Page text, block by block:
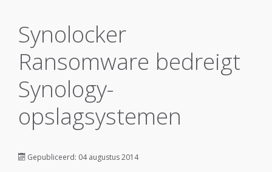
Synolocker
Ransomware bedreigt
Synology-
opslagsystemen
Gepubliceerd: 04 augustus 2014